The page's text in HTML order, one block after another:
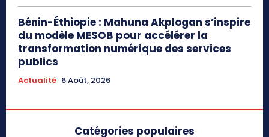
Bénin-Éthiopie : Mahuna Akplogan s’inspire
du modèle MESOB pour accélérer la
transformation numérique des services
publics
Actualité 6 Août, 2026
Catégories populaires